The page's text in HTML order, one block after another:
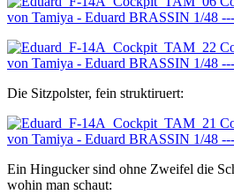
Die Sitzpolster, fein struktiruert:
Ein Hingucker sind ohne Zweifel die
wohin man schaut: